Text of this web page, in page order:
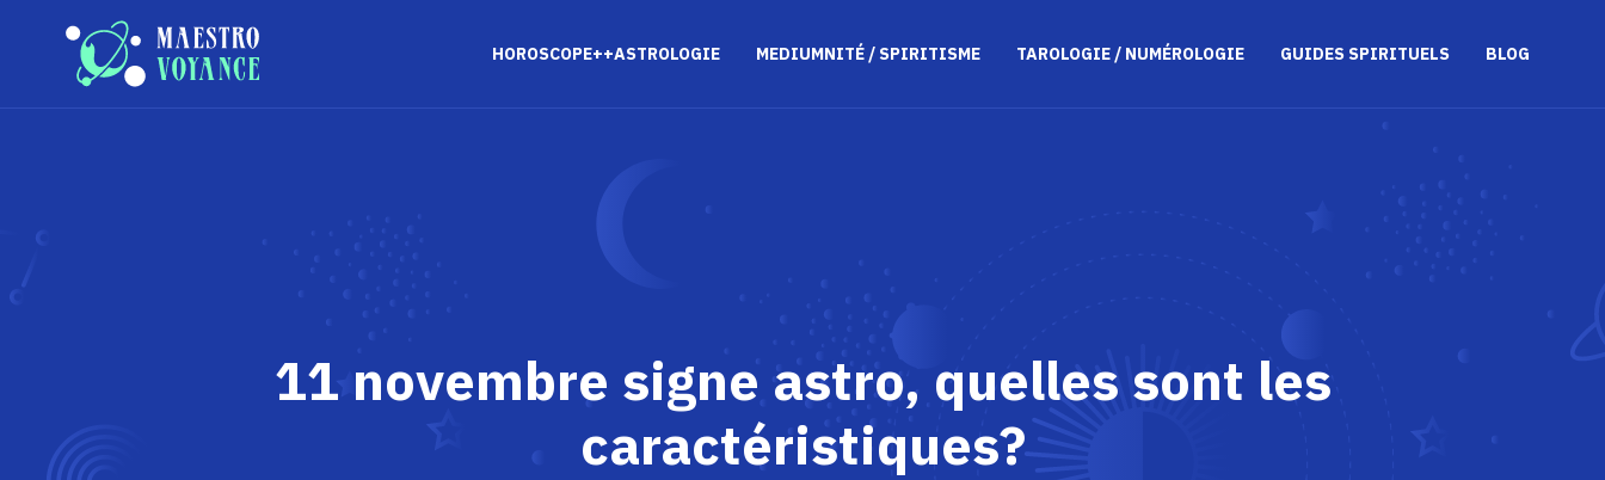
HOROSCOPE++ASTROLOGIE MEDIUMNITÉ / SPIRITISME TAROLOGIE / NUMÉROLOGIE GUIDES SPIRITUELS BLOG
11 novembre signe astro, quelles sont les
caractéristiques?